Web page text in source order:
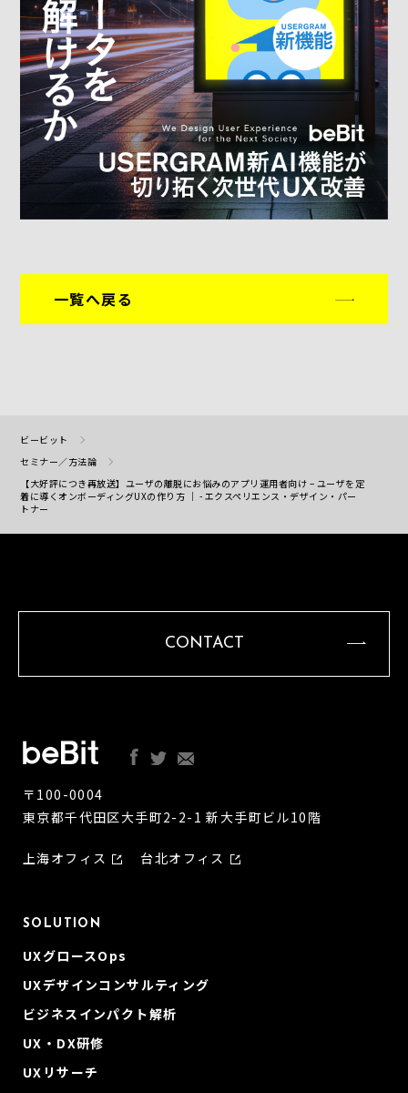
一覧へ戻る
ビービット
セミナー／方法論
【大好評につき再放送】ユーザの離脱にお悩みのアプリ運用者向け – ユーザを定
着に導くオンボーディングUXの作り方 ｜ - エクスペリエンス・デザイン・パー
トナー
CONTACT
〒100-0004
東京都千代田区大手町2-2-1 新大手町ビル10階
上海オフィス 台北オフィス
SOLUTION
UXグロースOps
UXデザインコンサルティング
ビジネスインパクト解析
UX・DX研修
UXリサーチ